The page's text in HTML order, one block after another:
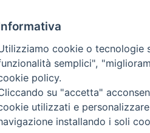
cookie o tecnologie
semplici",
policy.
su "accetta"
utilizzati e
installando i soli